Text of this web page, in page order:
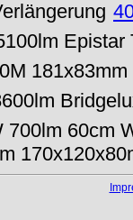
Epistar
700lm 60cm